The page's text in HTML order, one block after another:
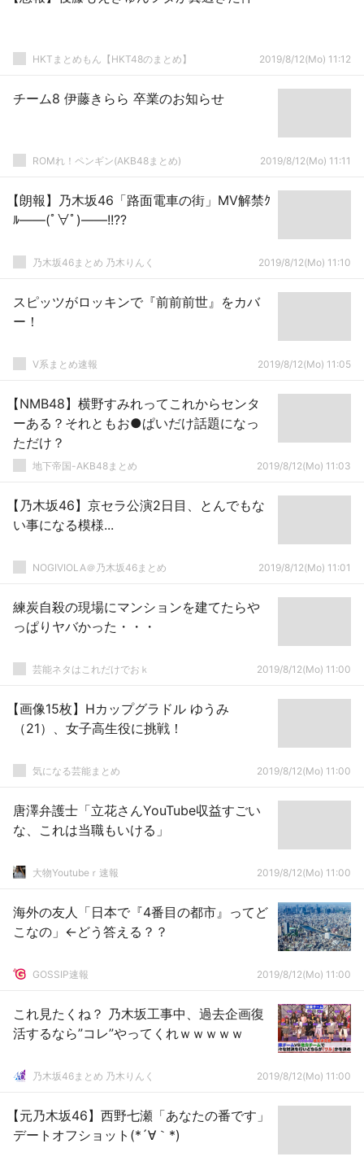
HKTまとめもん【HKT48のまとめ】 2019/8/12(Mo) 11:12
チーム8 伊藤きらら 卒業のお知らせ
ROMれ！ペンギン(AKB48まとめ) 2019/8/12(Mo) 11:11
【朗報】乃木坂46「路面電車の街」MV解禁ｸ
ﾙ――(ﾟ∀ﾟ)――!!??
乃木坂46まとめ 乃木りんく 2019/8/12(Mo) 11:10
スピッツがロッキンで『前前前世』をカバ
ー！
V系まとめ速報 2019/8/12(Mo) 11:05
【NMB48】横野すみれってこれからセンタ
ーある？それともお●ぱいだけ話題になっ
ただけ？
地下帝国-AKB48まとめ 2019/8/12(Mo) 11:03
【乃木坂46】京セラ公演2日目、とんでもな
い事になる模様...
NOGIVIOLA＠乃木坂46まとめ 2019/8/12(Mo) 11:01
練炭自殺の現場にマンションを建てたらや
っぱりヤバかった・・・
芸能ネタはこれだけでおｋ 2019/8/12(Mo) 11:00
【画像15枚】Hカップグラドル ゆうみ
（21）、女子高生役に挑戦！
気になる芸能まとめ 2019/8/12(Mo) 11:00
唐澤弁護士「立花さんYouTube収益すごい
な、これは当職もいける」
大物Youtubeｒ速報 2019/8/12(Mo) 11:00
海外の友人「日本で『4番目の都市』ってど
こなの」←どう答える？？
GOSSIP速報 2019/8/12(Mo) 11:00
これ見たくね？ 乃木坂工事中、過去企画復
活するなら”コレ”やってくれｗｗｗｗｗ
乃木坂46まとめ 乃木りんく 2019/8/12(Mo) 11:00
【元乃木坂46】西野七瀬「あなたの番です」
デートオフショット(*´∀｀*)